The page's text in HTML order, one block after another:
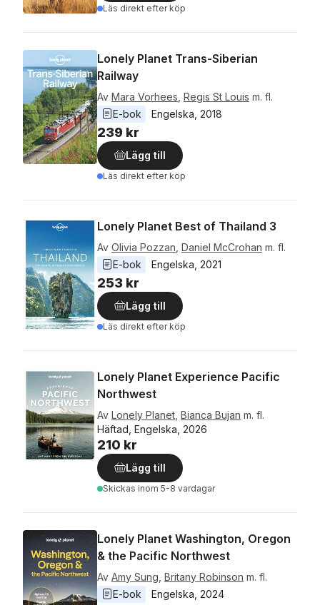
Läs direkt efter köp
Lonely Planet Trans-Siberian
Railway
Av Mara Vorhees Regis St Louis m. fl.
E-bok
Engelska 2018
239 kr
Lägg till
Läs direkt efter köp
Lonely Planet Best of Thailand 3
Av Olivia Pozzan Daniel McCrohan m. fl.
E-bok
Engelska 2021
253 kr
Lägg till
Läs direkt efter köp
Lonely Planet Experience Pacific
Northwest
Av Lonely Planet Bianca Bujan m. fl.
Häftad, Engelska, 2026
210 kr
Lägg till
Skickas inom 5-8 vardagar
Lonely Planet Washington, Oregon
& the Pacific Northwest
Av Amy Sung Britany Robinson m. fl.
E-bok
Engelska 2024